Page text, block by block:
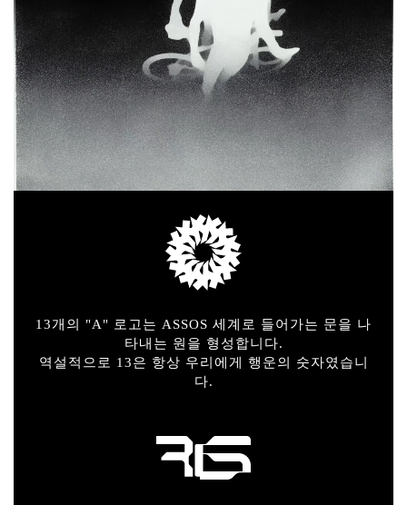
13개의 "A" 로고는 ASSOS 세계로 들어가는 문을 나
타내는 원을 형성합니다.
역설적으로 13은 항상 우리에게 행운의 숫자였습니
다.